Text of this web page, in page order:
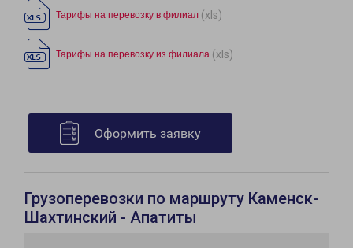
Тарифы на перевозку в филиал (xls)
Тарифы на перевозку из филиала (xls)
Оформить заявку
Грузоперевозки по маршруту Каменск-
Шахтинский - Апатиты